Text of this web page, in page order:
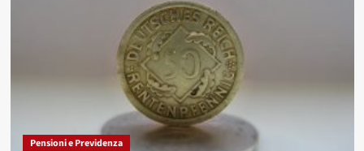
Pensioni e Previdenza